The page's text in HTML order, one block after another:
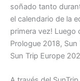
soñado tanto
el calendario de la
primera vez! Luego
Prologue 2018,
Sun Trip Europe